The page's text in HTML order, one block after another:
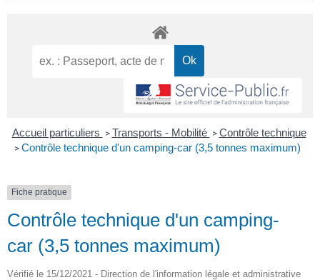
Accueil particuliers > Transports - Mobilité > Contrôle technique
> Contrôle technique d'un camping-car (3,5 tonnes maximum)
Fiche pratique
Contrôle technique d'un camping-
car (3,5 tonnes maximum)
Vérifié le 15/12/2021 - Direction de l'information légale et administrative